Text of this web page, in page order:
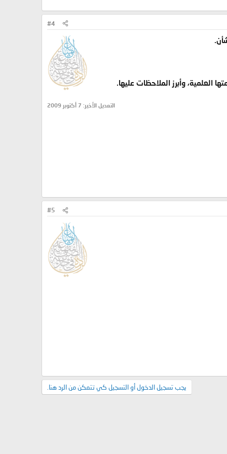
#4
العلمية، وأبرز الملاحظات عليها.
التعديل الأخير: 7 أكتوبر 2009
#5
يجب تسجيل الدخول أو التسجيل كي تتمكن من الرد هنا.